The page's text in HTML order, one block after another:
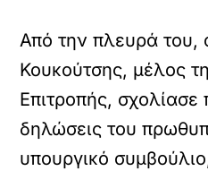
Από την πλευρά του,
Κουκούτσης, μέλος
Επιτροπής,
δηλώσεις του
υπουργικό